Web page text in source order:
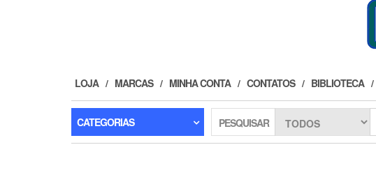
LOJA MARCAS MINHA CONTA CONTATOS BIBLIOTECA
CATEGORIAS PESQUISAR